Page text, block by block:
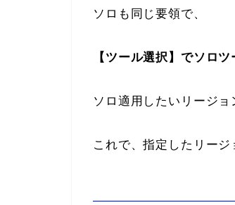
ソロも同じ要領で、
【ツール選択】でソロツ
ソロ適用したいリージョ
これで、指定したリー